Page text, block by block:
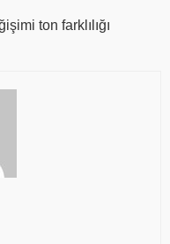
ton farklılığı